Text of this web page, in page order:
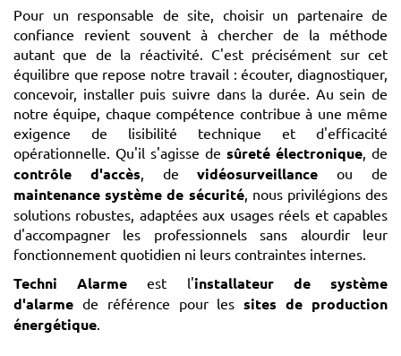
Pour un responsable de site, choisir un partenaire de
confiance revient souvent à chercher de la méthode
autant que de la réactivité. C'est précisément sur cet
équilibre que repose notre travail : écouter, diagnostiquer,
concevoir, installer puis suivre dans la durée. Au sein de
notre équipe, chaque compétence contribue à une même
exigence de lisibilité technique et d'efficacité
opérationnelle. Qu'il s'agisse de sûreté électronique , de
contrôle d'accès , devidéosurveillance ou de
maintenance système de sécurité, nous privilégions des
solutions robustes, adaptées aux usages réels et capables
d'accompagner les professionnels sans alourdir leur
fonctionnement quotidien ni leurs contraintes internes.
Techni Alarme est l'installateur de système
d'alarme de référence pour lessites de production
énergétique